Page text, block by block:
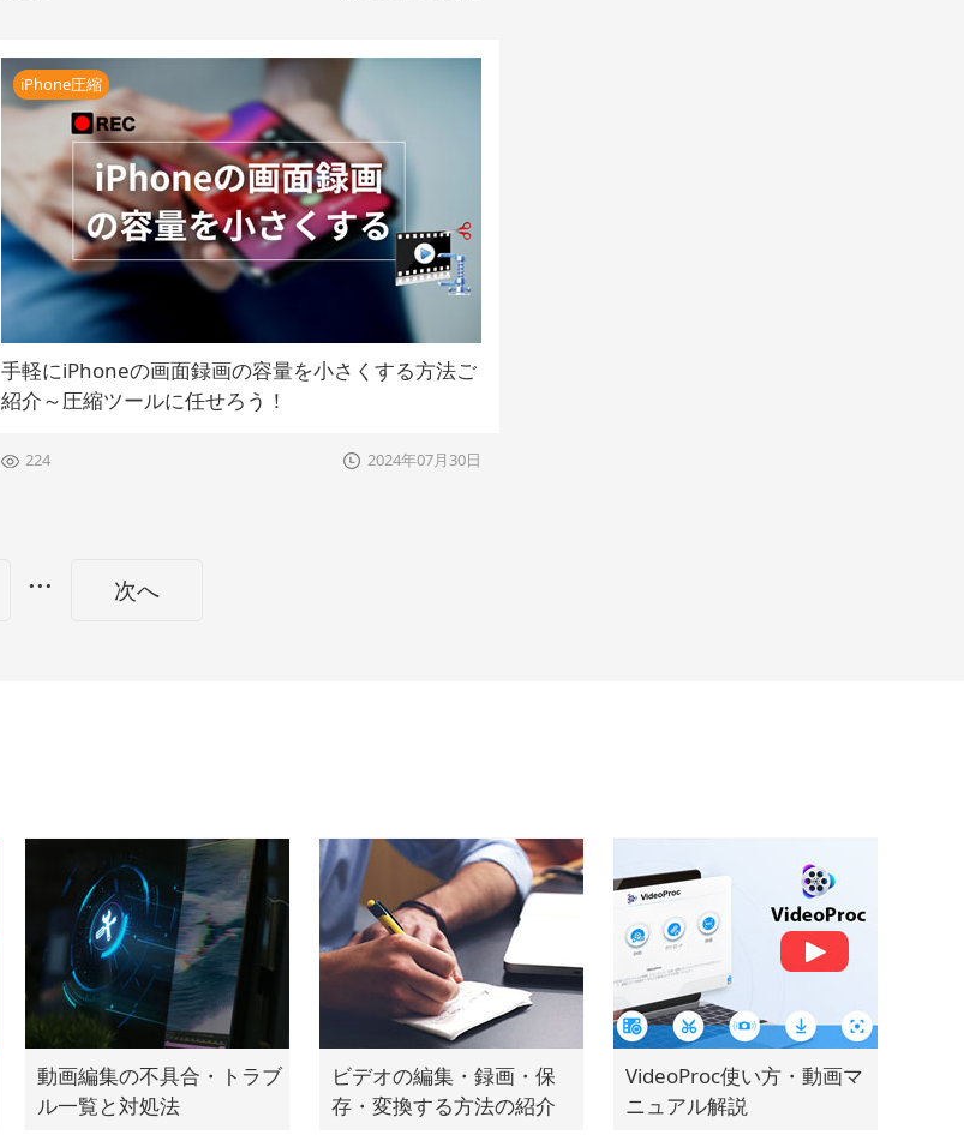
iPhone圧縮
手軽にiPhoneの画面録画の容量を小さくする方法ご
紹介～圧縮ツールに任せろう！
224 2024年07月30日
... 次へ
動画編集の不具合・トラブ
ル一覧と対処法
ビデオの編集・録画・保
存・変換する方法の紹介
VideoProc使い方・動画マ
ニュアル解説